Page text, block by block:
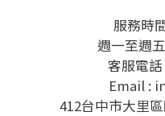
服務時
週一至週
客服電
Email :
412台中市大里